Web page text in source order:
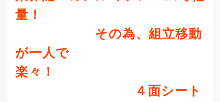
量！
その為、組立移動
が一人で
楽々！
４面シート